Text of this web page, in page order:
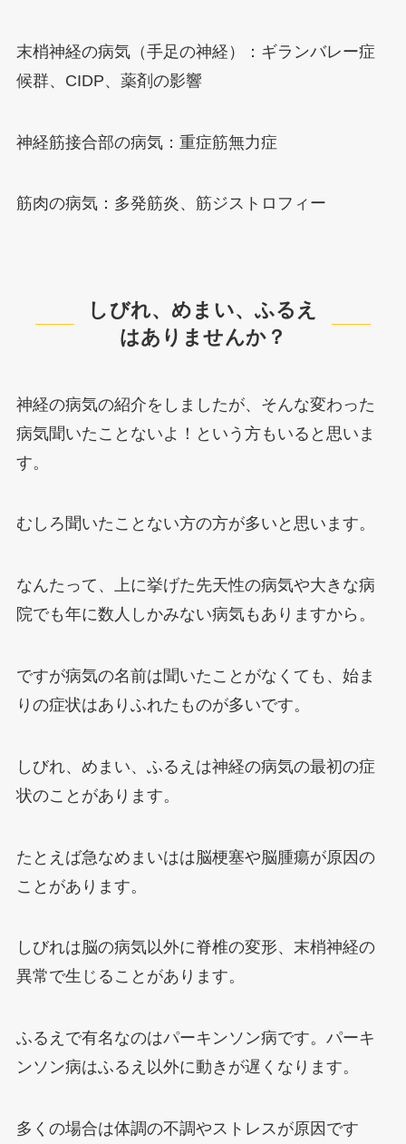
末梢神経の病気（手足の神経）：ギランバレー症
候群、CIDP、薬剤の影響
神経筋接合部の病気：重症筋無力症
筋肉の病気：多発筋炎、筋ジストロフィー
しびれ、めまい、ふるえ
はありませんか？
神経の病気の紹介をしましたが、そんな変わった
病気聞いたことないよ！という方もいると思いま
す。
むしろ聞いたことない方の方が多いと思います。
なんたって、上に挙げた先天性の病気や大きな病
院でも年に数人しかみない病気もありますから。
ですが病気の名前は聞いたことがなくても、始ま
りの症状はありふれたものが多いです。
しびれ、めまい、ふるえは神経の病気の最初の症
状のことがあります。
たとえば急なめまいはは脳梗塞や脳腫瘍が原因の
ことがあります。
しびれは脳の病気以外に脊椎の変形、末梢神経の
異常で生じることがあります。
ふるえで有名なのはパーキンソン病です。パーキ
ンソン病はふるえ以外に動きが遅くなります。
多くの場合は体調の不調やストレスが原因です